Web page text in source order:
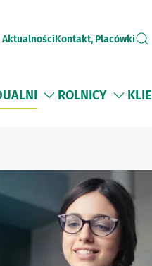
AktualnościKontakt, Placówki
ROLNICY